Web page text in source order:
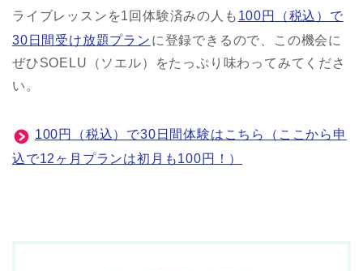
ライブレッスンを1回体験済みの人も 100円（税込）で
30日間受け放題プラン に登録できるので、この機会に
ぜひSOELU（ソエル）をたっぷり味わってみてくださ
い。
100円（税込）で30日間体験はこちら（ここから申
込で12ヶ月プランは初月も100円！）